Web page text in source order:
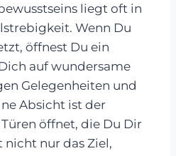
liegt oft in
Wenn Du
öffnest Du ein
auf wundersame
Gelegenheiten und
Absicht ist der
öffnet, die Du Dir
nicht nur das Ziel,